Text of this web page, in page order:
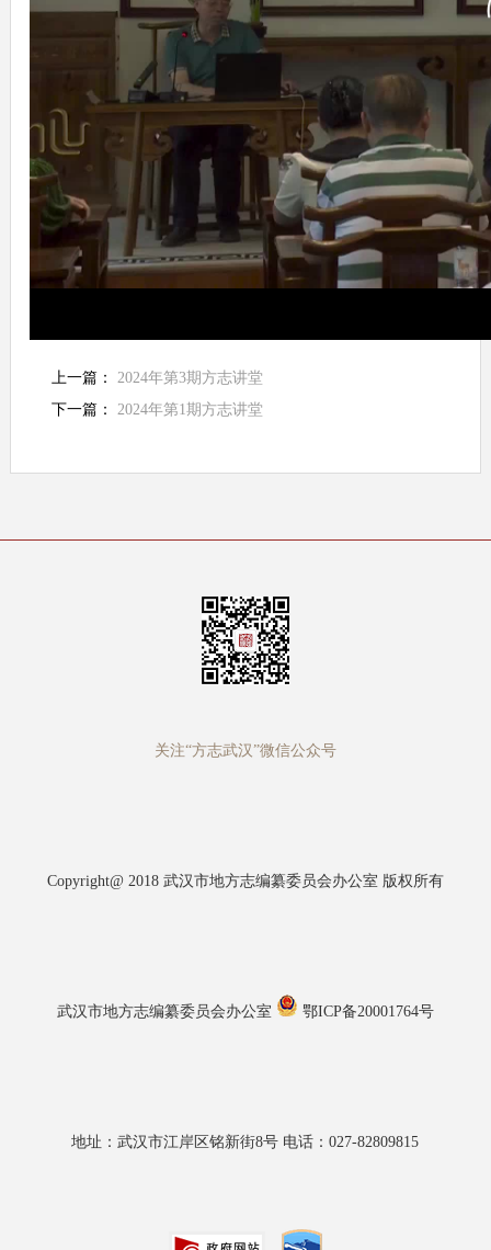
上一篇： 2024年第3期方志讲堂
下一篇： 2024年第1期方志讲堂
关注“方志武汉”微信公众号
Copyright@ 2018 武汉市地方志编纂委员会办公室 版权所有
武汉市地方志编纂委员会办公室 鄂ICP备20001764号
地址：武汉市江岸区铭新街8号 电话：027-82809815